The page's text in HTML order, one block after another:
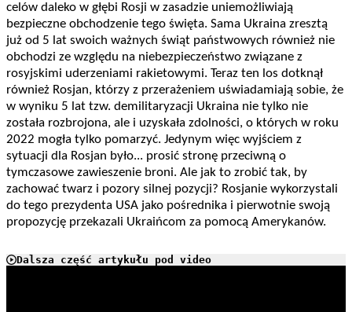
celów daleko w głębi Rosji w zasadzie uniemożliwiają
bezpieczne obchodzenie tego święta. Sama Ukraina zresztą
już od 5 lat swoich ważnych świąt państwowych również nie
obchodzi ze względu na niebezpieczeństwo związane z
rosyjskimi uderzeniami rakietowymi. Teraz ten los dotknął
również Rosjan, którzy z przerażeniem uświadamiają sobie, że
w wyniku 5 lat tzw. demilitaryzacji Ukraina nie tylko nie
została rozbrojona, ale i uzyskała zdolności, o których w roku
2022 mogła tylko pomarzyć. Jedynym więc wyjściem z
sytuacji dla Rosjan było... prosić stronę przeciwną o
tymczasowe zawieszenie broni. Ale jak to zrobić tak, by
zachować twarz i pozory silnej pozycji? Rosjanie wykorzystali
do tego prezydenta USA jako pośrednika i pierwotnie swoją
propozycję przekazali Ukraińcom za pomocą Amerykanów.
Dalsza część artykułu pod video